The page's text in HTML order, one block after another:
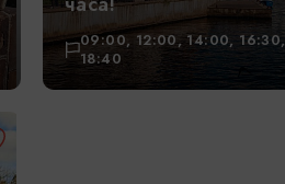
09:00, 12:00, 14:00, 16:30,
18:40